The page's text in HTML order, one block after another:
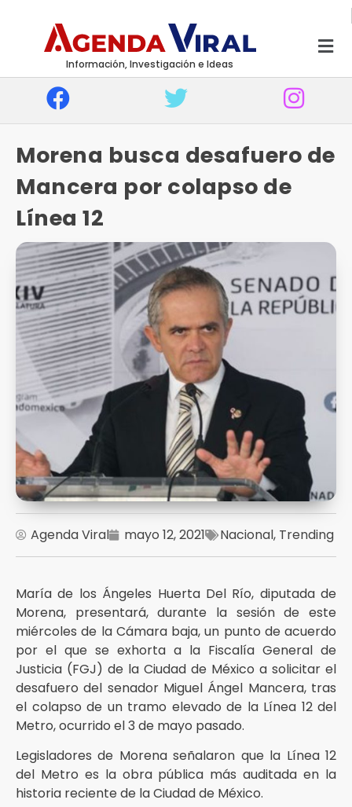
Información, Investigación e Ideas
Morena busca desafuero de
Mancera por colapso de
Línea 12
Agenda Viral mayo 12, 2021 Nacional, Trending
María de los Ángeles Huerta Del Río, diputada de
Morena, presentará, durante la sesión de este
miércoles de la Cámara baja, un punto de acuerdo
por el que se exhorta a la Fiscalía General de
Justicia (FGJ) de la Ciudad de México a solicitar el
desafuero del senador Miguel Ángel Mancera, tras
el colapso de un tramo elevado de la Línea 12 del
Metro, ocurrido el 3 de mayo pasado.
Legisladores de Morena señalaron que la Línea 12
del Metro es la obra pública más auditada en la
historia reciente de la Ciudad de México.